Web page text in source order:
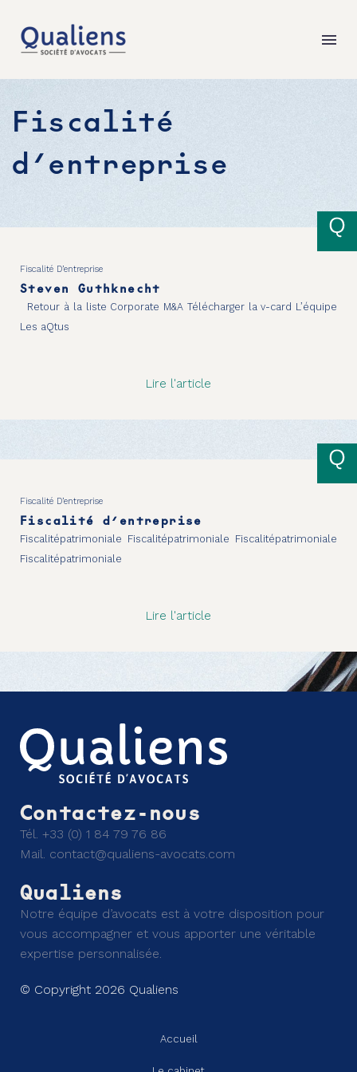
Fiscalité
d’entreprise
Fiscalité D’entreprise
Steven Guthknecht
Retour à la liste Corporate M&A Télécharger la v-card L’équipe
Les aQtus
Lire l'article
Fiscalité D’entreprise
Fiscalité d’entreprise
Fiscalitépatrimoniale Fiscalitépatrimoniale Fiscalitépatrimoniale
Fiscalitépatrimoniale
Lire l'article
Contactez-nous
Tél. +33 (0) 1 84 79 76 86
Mail. contact@qualiens-avocats.com
Qualiens
Notre équipe d’avocats est à votre disposition pour
vous accompagner et vous apporter une véritable
expertise personnalisée.
© Copyright 2026 Qualiens
Accueil